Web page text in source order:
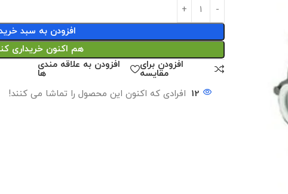
افزودن به سبد
هم اکنون خریداری
افزودن برای
مقایسه
افزودن به علاقه مندی
ها
12 افرادی که اکنون این محصول را تماشا می کنند!